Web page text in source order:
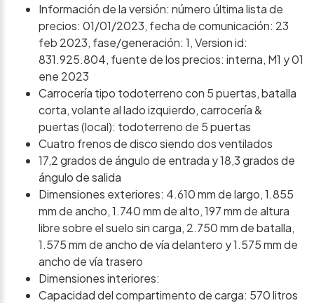
Información de la versión: número última lista de
precios: 01/01/2023, fecha de comunicación: 23
feb 2023, fase/generación: 1, Version id:
831.925.804, fuente de los precios: interna, M1 y 01
ene 2023
Carrocería tipo todoterreno con 5 puertas, batalla
corta, volante al lado izquierdo, carrocería &
puertas (local): todoterreno de 5 puertas
Cuatro frenos de disco siendo dos ventilados
17,2 grados de ángulo de entrada y 18,3 grados de
ángulo de salida
Dimensiones exteriores: 4.610 mm de largo, 1.855
mm de ancho, 1.740 mm de alto, 197 mm de altura
libre sobre el suelo sin carga, 2.750 mm de batalla,
1.575 mm de ancho de vía delantero y 1.575 mm de
ancho de vía trasero
Dimensiones interiores:
Capacidad del compartimento de carga: 570 litros